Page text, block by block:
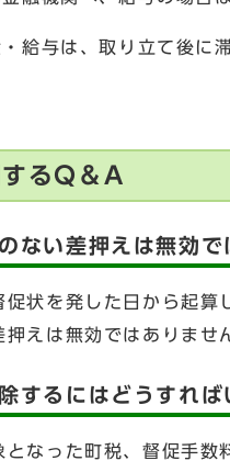
給与は、取り立て後に
るQ＆A
い差押えは無効で
状を発した日から起算
えは無効ではありませ
るにはどうすれば
った町税、督促手数料